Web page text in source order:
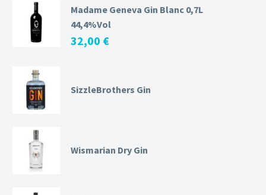
Madame Geneva Gin Blanc 0,7L
44,4%Vol
32,00 €
SizzleBrothers Gin
Wismarian Dry Gin